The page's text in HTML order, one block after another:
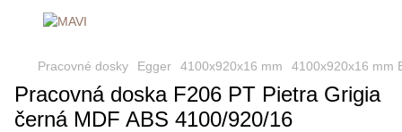
Pracovné dosky Egger 4100x920x16 mm 4100x920x16 mm
Pracovná doska F206 PT Pietra Grigia
černá MDF ABS 4100/920/16